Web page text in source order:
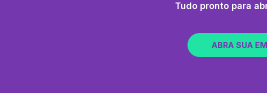
Tudo pronto para
ABRA SUA